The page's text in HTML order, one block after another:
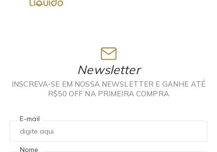
Newsletter
INSCREVA-SE EM NOSSA NEWSLETTER E GANHE ATÉ
R$50 OFF NA PRIMEIRA COMPRA
E-mail
Nome